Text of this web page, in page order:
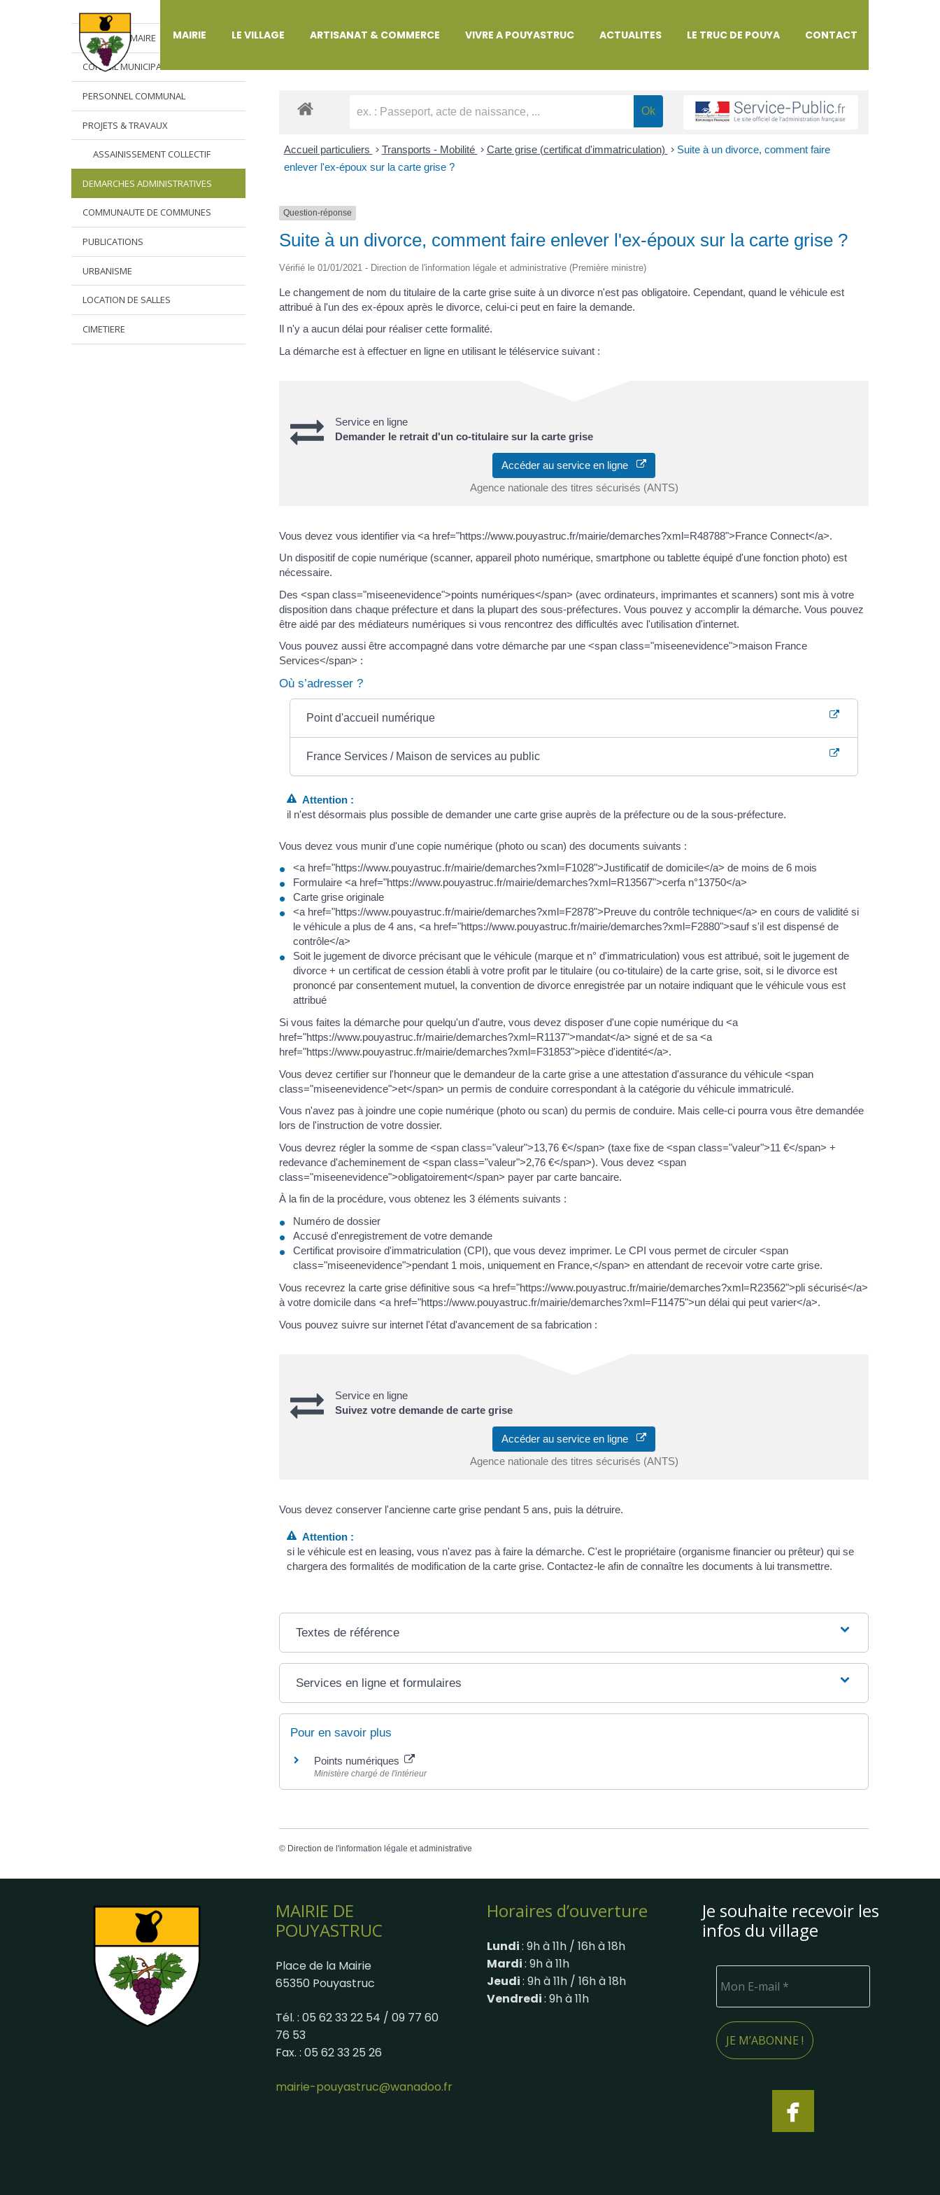
MAIRIE LE VILLAGE ARTISANAT & COMMERCE VIVRE A POUYASTRUC ACTUALITES LE TRUC DE POUYA CONTACT
L’EDITO DU MAIRE
CONSEIL MUNICIPAL
PERSONNEL COMMUNAL
PROJETS & TRAVAUX
ASSAINISSEMENT COLLECTIF
DEMARCHES ADMINISTRATIVES
COMMUNAUTE DE COMMUNES
PUBLICATIONS
URBANISME
LOCATION DE SALLES
CIMETIERE
DÉMARCHES ADMINISTRATIVES
Accueil particuliers > Transports - Mobilité > Carte grise (certificat d'immatriculation) > Suite à un divorce, comment faire
enlever l'ex-époux sur la carte grise ?
Question-réponse
Suite à un divorce, comment faire enlever l'ex-époux sur la carte grise ?
Vérifié le 01/01/2021 - Direction de l'information légale et administrative (Première ministre)
Le changement de nom du titulaire de la carte grise suite à un divorce n'est pas obligatoire. Cependant, quand le véhicule est
attribué à l'un des ex-époux après le divorce, celui-ci peut en faire la demande.
Il n'y a aucun délai pour réaliser cette formalité.
La démarche est à effectuer en ligne en utilisant le téléservice suivant :
Service en ligne
Demander le retrait d'un co-titulaire sur la carte grise
Accéder au service en ligne
Agence nationale des titres sécurisés (ANTS)
Vous devez vous identifier via <a href="https://www.pouyastruc.fr/mairie/demarches?xml=R48788">France Connect</a>.
Un dispositif de copie numérique (scanner, appareil photo numérique, smartphone ou tablette équipé d'une fonction photo) est
nécessaire.
Des <span class="miseenevidence">points numériques</span> (avec ordinateurs, imprimantes et scanners) sont mis à votre
disposition dans chaque préfecture et dans la plupart des sous-préfectures. Vous pouvez y accomplir la démarche. Vous pouvez
être aidé par des médiateurs numériques si vous rencontrez des difficultés avec l'utilisation d'internet.
Vous pouvez aussi être accompagné dans votre démarche par une <span class="miseenevidence">maison France
Services</span> :
Où s’adresser ?
Point d'accueil numérique
France Services / Maison de services au public
Attention :
il n'est désormais plus possible de demander une carte grise auprès de la préfecture ou de la sous-préfecture.
Vous devez vous munir d'une copie numérique (photo ou scan) des documents suivants :
<a href="https://www.pouyastruc.fr/mairie/demarches?xml=F1028">Justificatif de domicile</a> de moins de 6 mois
Formulaire <a href="https://www.pouyastruc.fr/mairie/demarches?xml=R13567">cerfa n°13750</a>
Carte grise originale
<a href="https://www.pouyastruc.fr/mairie/demarches?xml=F2878">Preuve du contrôle technique</a> en cours de validité si
le véhicule a plus de 4 ans, <a href="https://www.pouyastruc.fr/mairie/demarches?xml=F2880">sauf s'il est dispensé de
contrôle</a>
Soit le jugement de divorce précisant que le véhicule (marque et n° d'immatriculation) vous est attribué, soit le jugement de
divorce + un certificat de cession établi à votre profit par le titulaire (ou co-titulaire) de la carte grise, soit, si le divorce est
prononcé par consentement mutuel, la convention de divorce enregistrée par un notaire indiquant que le véhicule vous est
attribué
Si vous faites la démarche pour quelqu'un d'autre, vous devez disposer d'une copie numérique du <a
href="https://www.pouyastruc.fr/mairie/demarches?xml=R1137">mandat</a> signé et de sa <a
href="https://www.pouyastruc.fr/mairie/demarches?xml=F31853">pièce d'identité</a>.
Vous devez certifier sur l'honneur que le demandeur de la carte grise a une attestation d'assurance du véhicule <span
class="miseenevidence">et</span> un permis de conduire correspondant à la catégorie du véhicule immatriculé.
Vous n'avez pas à joindre une copie numérique (photo ou scan) du permis de conduire. Mais celle-ci pourra vous être demandée
lors de l'instruction de votre dossier.
Vous devrez régler la somme de <span class="valeur">13,76 €</span> (taxe fixe de <span class="valeur">11 €</span> +
redevance d'acheminement de <span class="valeur">2,76 €</span>). Vous devez <span
class="miseenevidence">obligatoirement</span> payer par carte bancaire.
À la fin de la procédure, vous obtenez les 3 éléments suivants :
Numéro de dossier
Accusé d'enregistrement de votre demande
Certificat provisoire d'immatriculation (CPI), que vous devez imprimer. Le CPI vous permet de circuler <span
class="miseenevidence">pendant 1 mois, uniquement en France,</span> en attendant de recevoir votre carte grise.
Vous recevrez la carte grise définitive sous <a href="https://www.pouyastruc.fr/mairie/demarches?xml=R23562">pli sécurisé</a>
à votre domicile dans <a href="https://www.pouyastruc.fr/mairie/demarches?xml=F11475">un délai qui peut varier</a>.
Vous pouvez suivre sur internet l'état d'avancement de sa fabrication :
Service en ligne
Suivez votre demande de carte grise
Accéder au service en ligne
Agence nationale des titres sécurisés (ANTS)
Vous devez conserver l'ancienne carte grise pendant 5 ans, puis la détruire.
Attention :
si le véhicule est en leasing, vous n'avez pas à faire la démarche. C'est le propriétaire (organisme financier ou prêteur) qui se
chargera des formalités de modification de la carte grise. Contactez-le afin de connaître les documents à lui transmettre.
Textes de référence
Services en ligne et formulaires
Pour en savoir plus
Points numériques
Ministère chargé de l'intérieur
© Direction de l'information légale et administrative
MAIRIE DE
POUYASTRUC
Place de la Mairie
65350 Pouyastruc
Tél. : 05 62 33 22 54 / 09 77 60
76 53
Fax. : 05 62 33 25 26
mairie-pouyastruc@wanadoo.fr
Horaires d’ouverture
Lundi: 9h à 11h / 16h à 18h
Mardi: 9h à 11h
Jeudi: 9h à 11h / 16h à 18h
Vendredi: 9h à 11h
Je souhaite recevoir les
infos du village